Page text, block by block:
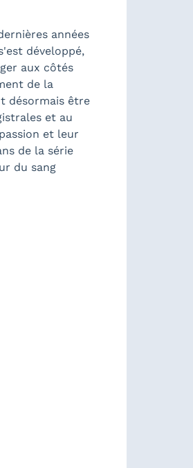
années
développé,
aux côtés
de la
désormais être
et au
et leur
de la série
du sang